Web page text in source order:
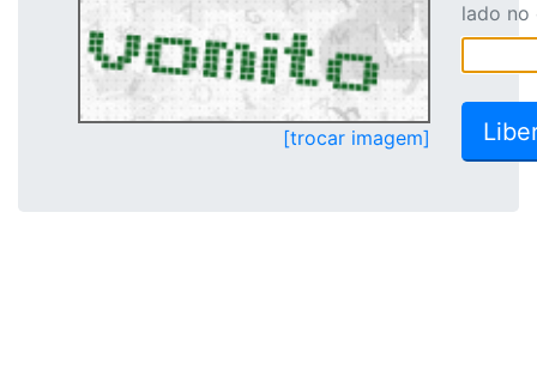
[trocar imagem]
lado no